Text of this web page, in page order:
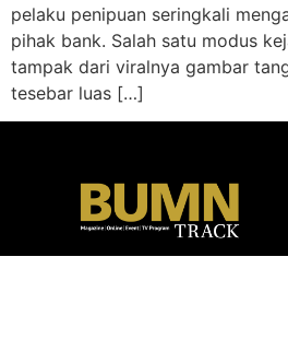
pelaku penipuan seringkali
pihak bank. Salah satu modus
tampak dari viralnya gambar
tesebar luas […]